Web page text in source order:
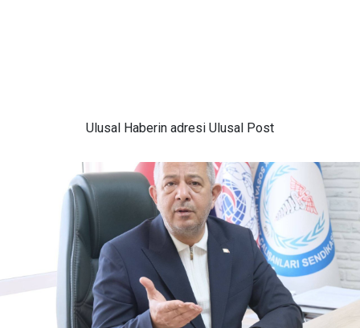
Ulusal Haberin adresi Ulusal Post